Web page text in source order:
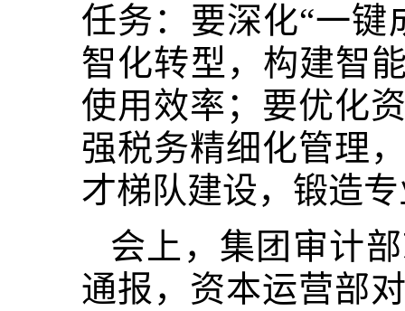
任务：要深化“一键
智化转型，构建智
使用效率；要优化
强税务精细化管理
才梯队建设，锻造
会上，集团审计
通报，资本运营部